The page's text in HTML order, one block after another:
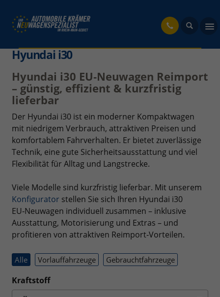
Hyundai i30
Hyundai i30 EU‑Neuwagen Reimport
– günstig, effizient & kurzfristig
lieferbar
Der Hyundai i30 ist ein moderner Kompaktwagen
mit niedrigem Verbrauch, attraktiven Preisen und
komfortablem Fahrverhalten. Er bietet zuverlässige
Technik, eine gute Sicherheitsausstattung und viel
Flexibilität für Alltag und Langstrecke.
Viele Modelle sind kurzfristig lieferbar. Mit unserem
Konfigurator stellen Sie sich Ihren Hyundai i30
EU‑Neuwagen individuell zusammen – inklusive
Ausstattung, Motorisierung und Extras – und
profitieren von attraktiven Reimport‑Vorteilen.
Alle Vorlauffahrzeuge Gebrauchtfahrzeuge
Kraftstoff